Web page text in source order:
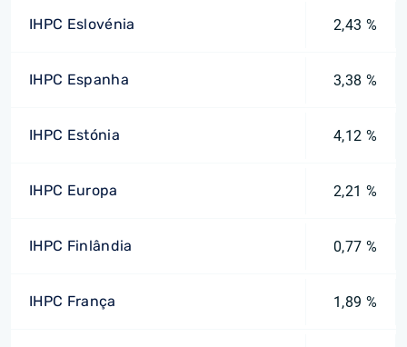
IHPC Eslovénia 2,43 %
IHPC Espanha 3,38 %
IHPC Estónia 4,12 %
IHPC Europa 2,21 %
IHPC Finlândia 0,77 %
IHPC França 1,89 %